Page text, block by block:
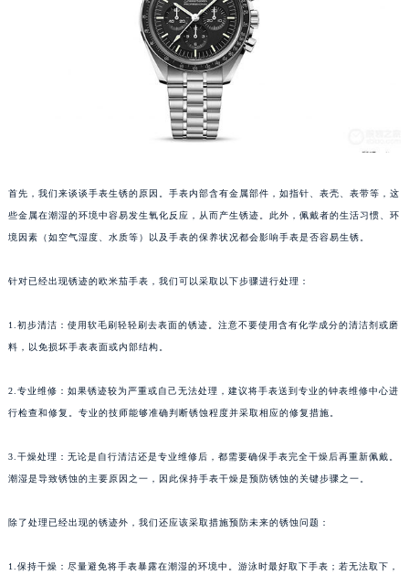
首先，我们来谈谈手表生锈的原因。手表内部含有金属部件，如指针、表壳、表带等，这
些金属在潮湿的环境中容易发生氧化反应，从而产生锈迹。此外，佩戴者的生活习惯、环
境因素（如空气湿度、水质等）以及手表的保养状况都会影响手表是否容易生锈。
针对已经出现锈迹的欧米茄手表，我们可以采取以下步骤进行处理：
1.初步清洁：使用软毛刷轻轻刷去表面的锈迹。注意不要使用含有化学成分的清洁剂或磨
料，以免损坏手表表面或内部结构。
2.专业维修：如果锈迹较为严重或自己无法处理，建议将手表送到专业的钟表维修中心进
行检查和修复。专业的技师能够准确判断锈蚀程度并采取相应的修复措施。
3.干燥处理：无论是自行清洁还是专业维修后，都需要确保手表完全干燥后再重新佩戴。
潮湿是导致锈蚀的主要原因之一，因此保持手表干燥是预防锈蚀的关键步骤之一。
除了处理已经出现的锈迹外，我们还应该采取措施预防未来的锈蚀问题：
1.保持干燥：尽量避免将手表暴露在潮湿的环境中。游泳时最好取下手表；若无法取下，